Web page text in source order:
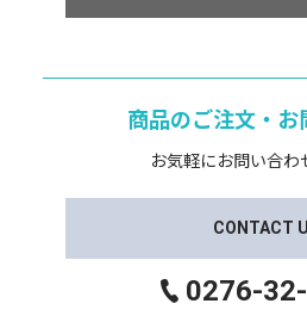
商品のご注文・お
お気軽にお問い合わ
CONTACT
0276-